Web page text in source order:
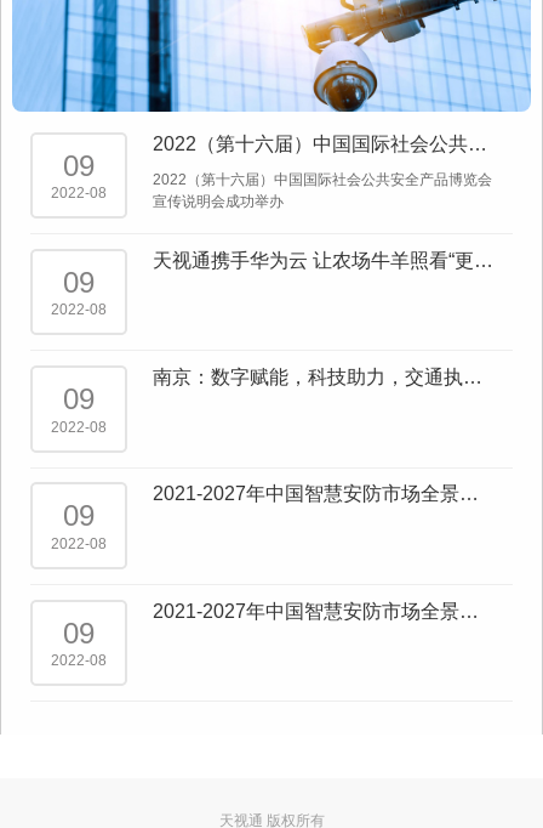
09
2022-08
2022（第十六届）中国国际社会公共安
全产品博览会宣传说明会成功举办
2022（第十六届）中国国际社会公共安全产品博览会
宣传说明会成功举办
09
2022-08
天视通携手华为云 让农场牛羊照看“更有
09
2022-08
南京：数字赋能，科技助力，交通执
09
2022-08
2021-2027年中国智慧安防市场全景调
09
2022-08
2021-2027年中国智慧安防市场全景调
天视通 版权所有